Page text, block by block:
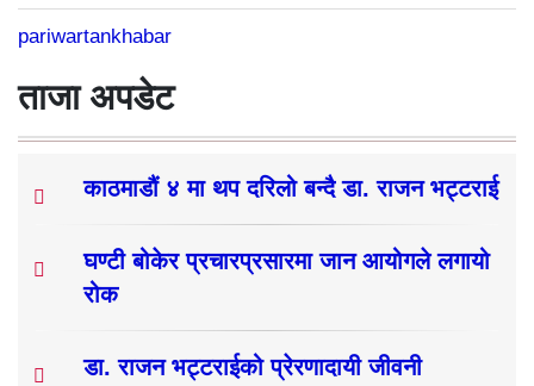
pariwartankhabar
ताजा अपडेट
काठमाडौं ४ मा थप दरिलो बन्दै डा. राजन भट्टराई
घण्टी बोकेर प्रचारप्रसारमा जान आयोगले लगायो
रोक
डा. राजन भट्टराईको प्रेरणादायी जीवनी